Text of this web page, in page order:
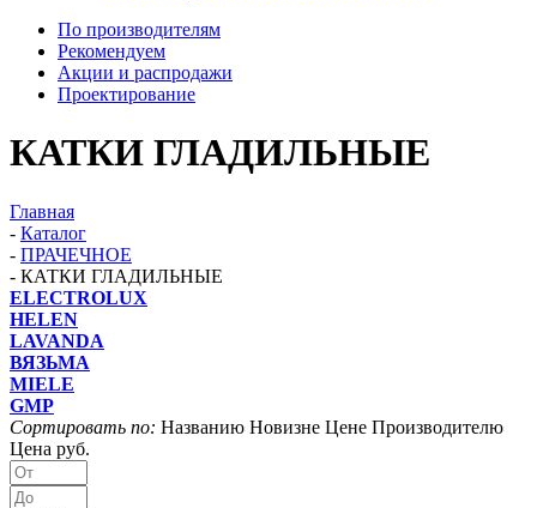
По производителям
Рекомендуем
Акции и распродажи
Проектирование
КАТКИ ГЛАДИЛЬНЫЕ
Главная
- Каталог
- ПРАЧЕЧНОЕ
- КАТКИ ГЛАДИЛЬНЫЕ
ELECTROLUX
HELEN
LAVANDA
ВЯЗЬМА
MIELE
GMP
Сортировать по: Названию Новизне Цене Производителю
Цена руб.